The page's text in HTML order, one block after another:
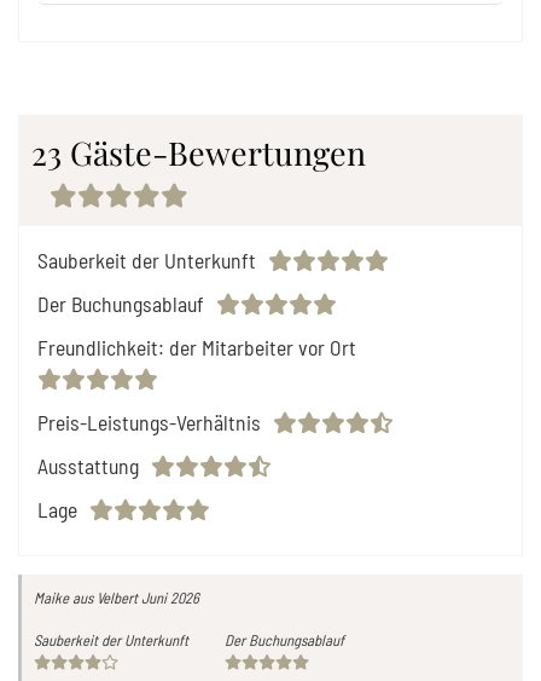
23 Gäste-Bewertungen
Sauberkeit der Unterkunft
Der Buchungsablauf
Freundlichkeit: der Mitarbeiter vor Ort
Preis-Leistungs-Verhältnis
Ausstattung
Lage
Maikeaus VelbertJuni 2026
Sauberkeit der Unterkunft Der Buchungsablauf